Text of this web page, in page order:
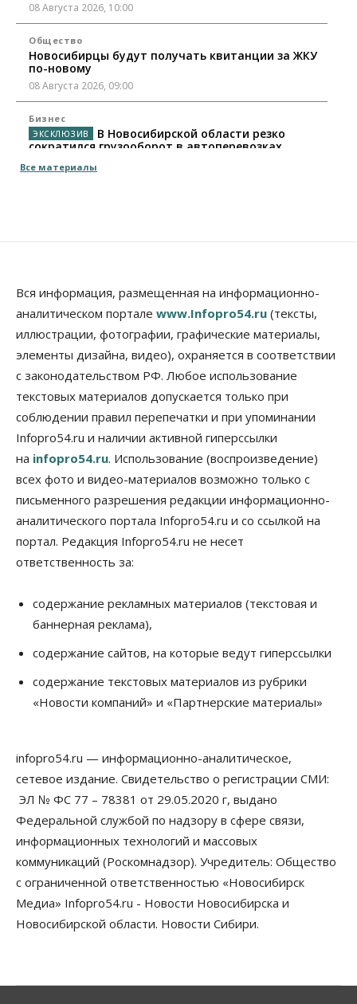
08 Августа 2026, 10:00
Общество
Новосибирцы будут получать квитанции за ЖКУ
по-новому
08 Августа 2026, 09:00
Бизнес
В Новосибирской области резко
сократился грузооборот в автоперевозках
07 Августа 2026, 19:00
В аэропорту Толмачёво завершены работы по
бетонированию рулежных дорожек
07 Августа 2026, 17:00
Бизнес Недвижимость Общество
Новосибирцы стали реже оформлять
дома по упрощенной схеме
07 Августа 2026, 16:00
Власть Право&Порядок
Роспотребнадзор изъял почти полторы тонны
мяса в Новосибирской области
07 Августа 2026, 15:00
Расходы новосибирцев на спорт выросли на 40%
за полгода
07 Августа 2026, 14:00
В Новосибирске многодетным семьям вручили
07 Августа 2026, 13:55
07 Августа 2026, 13:00
Власть
Школы, библиотеки, пешеходные тротуары:
депутаты Госдумы контролируют работы на
социальных объектах
07 Августа 2026, 12:35
Общество
Синоптики рассказали о погоде в Новосибирске
на выходных
07 Августа 2026, 12:00
Жители Новосибирска смогут добровольно
Все материалы
Вся информация, размещенная на информационно-
аналитическом портале www.Infopro54.ru (тексты,
иллюстрации, фотографии, графические материалы,
элементы дизайна, видео), охраняется в соответствии
с законодательством РФ. Любое использование
текстовых материалов допускается только при
соблюдении правил перепечатки и при упоминании
Infopro54.ru и наличии активной гиперссылки
на infopro54.ru. Использование (воспроизведение)
всех фото и видео-материалов возможно только с
письменного разрешения редакции информационно-
аналитического портала Infopro54.ru и со ссылкой на
портал. Редакция Infopro54.ru не несет
ответственность за:
содержание рекламных материалов (текстовая и
баннерная реклама),
содержание сайтов, на которые ведут гиперссылки
содержание текстовых материалов из рубрики
«Новости компаний» и «Партнерские материалы»
infopro54.ru — информационно-аналитическое,
сетевое издание. Свидетельство о регистрации СМИ:
ЭЛ № ФС 77 – 78381 от 29.05.2020 г, выдано
Федеральной службой по надзору в сфере связи,
информационных технологий и массовых
коммуникаций (Роскомнадзор). Учредитель: Общество
с ограниченной ответственностью «Новосибирск
Медиа» Infopro54.ru - Новости Новосибирска и
Новосибирской области. Новости Сибири.